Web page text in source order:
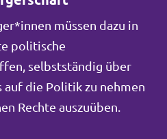
müssen dazu in
politische
selbstständig über
auf die Politik zu nehmen
Rechte auszuüben.